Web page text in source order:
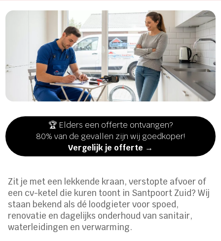
🏆 Elders een offerte ontvangen?
80% van de gevallen zijn wij goedkoper!
Vergelijk je offerte →
Zit je met een lekkende kraan, verstopte afvoer of
een cv-ketel die kuren toont in Santpoort Zuid? Wij
staan bekend als dé loodgieter voor spoed,
renovatie en dagelijks onderhoud van sanitair,
waterleidingen en verwarming.